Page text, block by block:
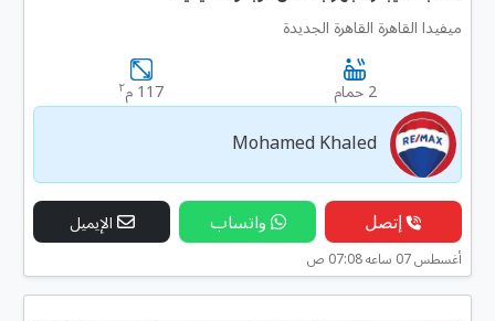
ميفيدا القاهرة القاهرة الجديدة
2 حمام 117 م ٢
Mohamed Khaled
إتصل واتساب الإيميل
أغسطس 07 ساعه 07:08 ص